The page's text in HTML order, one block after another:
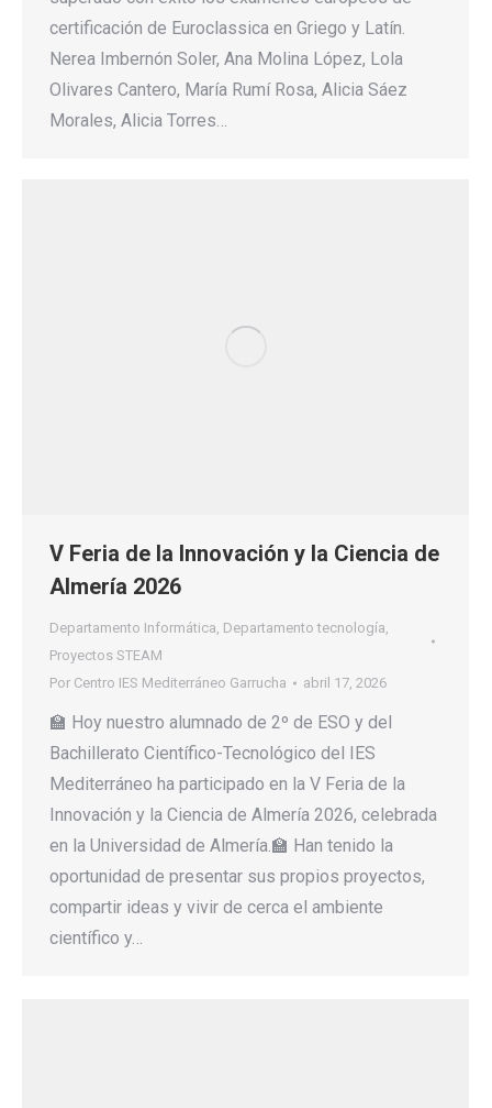
certificación de Euroclassica en Griego y Latín.
Nerea Imbernón Soler, Ana Molina López, Lola
Olivares Cantero, María Rumí Rosa, Alicia Sáez
Morales, Alicia Torres…
V Feria de la Innovación y la Ciencia de
Almería 2026
Departamento Informática, Departamento tecnología,
Proyectos STEAM
Por Centro IES Mediterráneo Garrucha abril 17, 2026
🏫 Hoy nuestro alumnado de 2º de ESO y del
Bachillerato Científico-Tecnológico del IES
Mediterráneo ha participado en la V Feria de la
Innovación y la Ciencia de Almería 2026, celebrada
en la Universidad de Almería.🏫 Han tenido la
oportunidad de presentar sus propios proyectos,
compartir ideas y vivir de cerca el ambiente
científico y…